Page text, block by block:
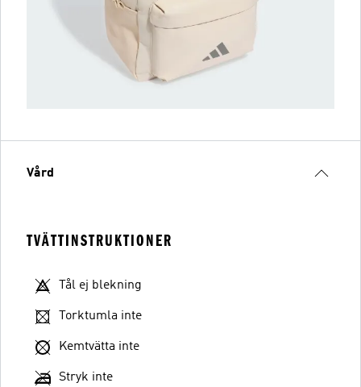
Vård
TVÄTTINSTRUKTIONER
Tål ej blekning
Torktumla inte
Kemtvätta inte
Stryk inte